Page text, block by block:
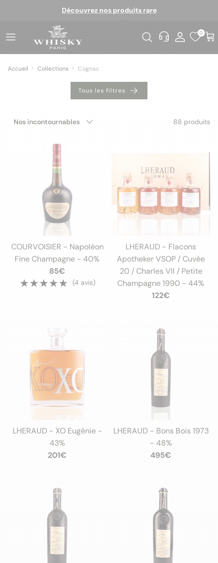
Découvrez nos produits rare
0
Accueil Collections Cognac
Tous les filtres
Nos incontournables 88 produits
COURVOISIER - Napoléon
Fine Champagne - 40%
85€
★★★★★
★★★★★ (4 avis)
LHERAUD - Flacons
Apotheker VSOP / Cuvée
20 / Charles VII / Petite
Champagne 1990 - 44%
122€
LHERAUD - XO Eugénie -
43%
201€
LHERAUD - Bons Bois 1973
- 48%
495€